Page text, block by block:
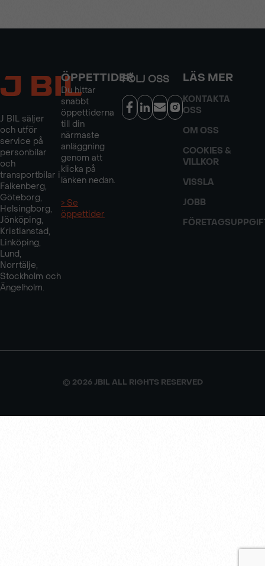
J BIL säljer
och utför
service på
personbilar
och
transportbilar i
Falkenberg,
Göteborg,
Helsingborg,
Jönköping,
Kristianstad,
Linköping,
Lund,
Norrtälje,
Stockholm och
Ängelholm.
ÖPPETTIDER
Du hittar
snabbt
öppettiderna
till din
närmaste
anläggning
genom att
klicka på
länken nedan.
> Se
öppettider
FÖLJ OSS LÄS MER
KONTAKTA
OSS
OM OSS
COOKIES &
VILLKOR
VISSLA
JOBB
© 2026 JBIL ALL RIGHTS RESERVED